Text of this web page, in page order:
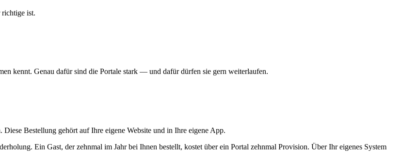
richtige ist.
kennt. Genau dafür sind die Portale stark — und dafür dürfen sie gern weiterlaufen.
Bestellung gehört auf Ihre eigene Website und in Ihre eigene App.
Ein Gast, der zehnmal im Jahr bei Ihnen bestellt, kostet über ein Portal zehnmal Provision. Über Ihr eigenes System